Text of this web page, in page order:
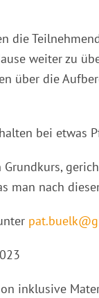
die
weiter zu
über die
bei etwas
man nach
inklusive